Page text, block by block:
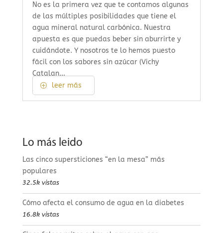
No es la primera vez que te contamos algunas
de las múltiples posibilidades que tiene el
agua mineral natural carbónica. Nuestra
apuesta es que puedas beber sin aburrirte y
cuidándote. Y nosotros te lo hemos puesto
fácil con los sabores sin azúcar (Vichy
Catalan...
leer más
Lo más leido
Las cinco supersticiones “en la mesa” más
populares
32.5k vistas
Cómo afecta el consumo de agua en la diabetes
16.8k vistas